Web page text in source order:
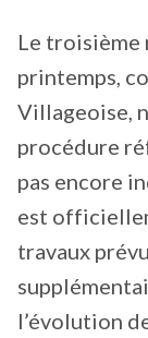
Le troisième
printemps,
Villageoise,
procédure
pas encore
est
travaux
l’évolution